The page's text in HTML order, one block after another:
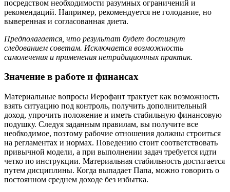
посредством необходимости разумных ограничений и
рекомендаций. Например, рекомендуется не голодание, но
выверенная и согласованная диета.
Предполагается, что результат будет достигнут
следованием советам. Исключается возможность
самолечения и применения нетрадиционных практик.
Значение в работе и финансах
Материальные вопросы Иерофант трактует как возможность
взять ситуацию под контроль, получить дополнительный
доход, упрочить положение и иметь стабильную финансовую
подушку. Следуя заданным правилам, вы получите все
необходимое, поэтому рабочие отношения должны строиться
на регламентах и нормах. Поведению стоит соответствовать
привычной модели, а при выполнении задач требуется идти
четко по инструкции. Материальная стабильность достигается
путем дисциплины. Когда выпадает Папа, можно говорить о
постоянном среднем доходе без избытка.